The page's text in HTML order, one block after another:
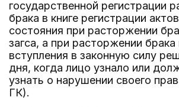
государственной регистрации
брака в книге регистрации
состояния при расторжении
загса, а при расторжении
вступления в законную силу
дня, когда лицо узнало или
узнать о нарушении своего
ГК).